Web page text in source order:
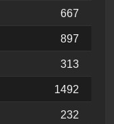
667
897
313
1492
232